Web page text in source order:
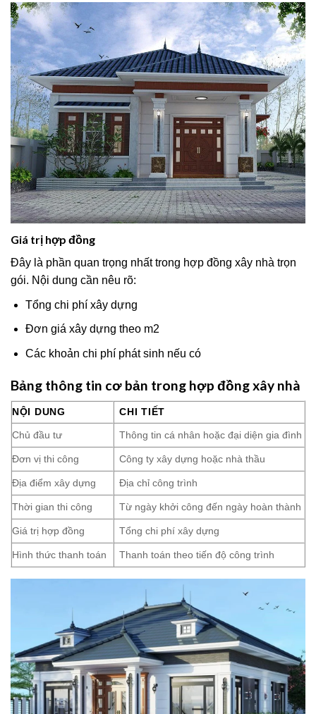
Giá trị hợp đồng
Đây là phần quan trọng nhất trong hợp đồng xây nhà trọn
gói. Nội dung cần nêu rõ:
Tổng chi phí xây dựng
Đơn giá xây dựng theo m2
Các khoản chi phí phát sinh nếu có
Bảng thông tin cơ bản trong hợp đồng xây nhà
NỘI DUNG CHI TIẾT
Chủ đầu tư Thông tin cá nhân hoặc đại diện gia đình
Đơn vị thi công Công ty xây dựng hoặc nhà thầu
Địa điểm xây dựng Địa chỉ công trình
Thời gian thi công Từ ngày khởi công đến ngày hoàn thành
Giá trị hợp đồng Tổng chi phí xây dựng
Hình thức thanh toán Thanh toán theo tiến độ công trình